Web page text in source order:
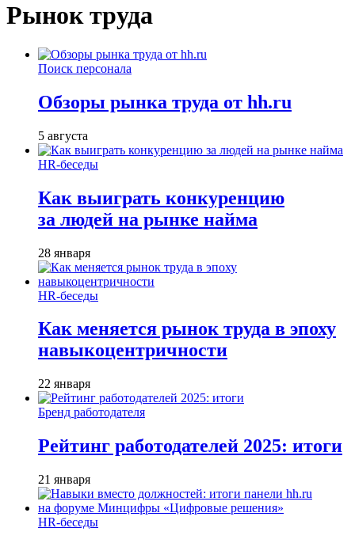
Рынок труда
Поиск персонала
Обзоры рынка труда от hh.ru
5 августа
HR-беседы
Как выиграть конкуренцию
за людей на рынке найма
28 января
HR-беседы
Как меняется рынок труда в эпоху
навыкоцентричности
22 января
Бренд работодателя
Рейтинг работодателей 2025: итоги
21 января
HR-беседы